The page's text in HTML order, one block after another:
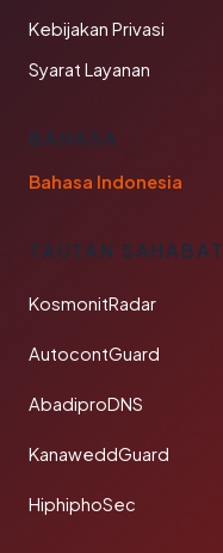
Kebijakan Privasi
Syarat Layanan
BAHASA
Bahasa Indonesia
TAUTAN SAHABAT
KosmonitRadar
AutocontGuard
AbadiproDNS
KanaweddGuard
HiphiphoSec